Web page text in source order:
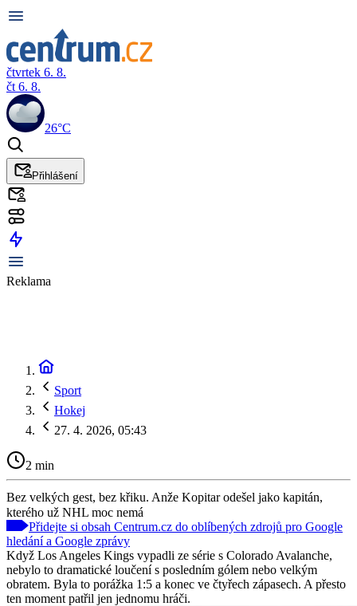
čtvrtek 6. 8.
čt 6. 8.
26°C
Přihlášení
Reklama
Sport
Hokej
27. 4. 2026, 05:43
2 min
Bez velkých gest, bez křiku. Anže Kopitar odešel jako kapitán,
kterého už NHL moc nemá
Přidejte si obsah Centrum.cz do oblíbených zdrojů pro Google
hledání a Google zprávy
Když Los Angeles Kings vypadli ze série s Colorado Avalanche,
nebylo to dramatické loučení s posledním gólem nebo velkým
obratem. Byla to porážka 1:5 a konec ve čtyřech zápasech. A přesto
ten moment patřil jen jednomu hráči.